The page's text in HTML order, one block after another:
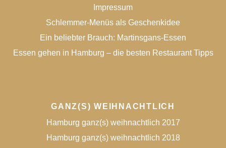
Impressum
Schlemmer-Menüs als Geschenkidee
Ein beliebter Brauch: Martinsgans-Essen
Essen gehen in Hamburg – die besten Restaurant Tipps
GANZ(S) WEIHNACHTLICH
Hamburg ganz(s) weihnachtlich 2017
Hamburg ganz(s) weihnachtlich 2018